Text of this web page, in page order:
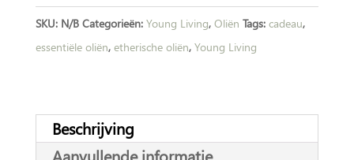
n
a
v
e
SKU: N/B Categorieën: Young Living, Oliën Tags: cadeau,
essentiële oliën, etherische oliën, Young Living
Beschrijving